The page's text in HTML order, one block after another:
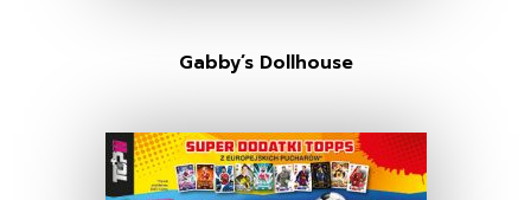
Gabby’s Dollhouse